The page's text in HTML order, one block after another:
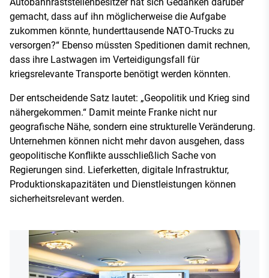
gemacht, dass auf ihn möglicherweise die Aufgabe
zukommen könnte, hunderttausende NATO-Trucks zu
versorgen?“ Ebenso müssten Speditionen damit rechnen,
dass ihre Lastwagen im Verteidigungsfall für
kriegsrelevante Transporte benötigt werden könnten.
Der entscheidende Satz lautet: „Geopolitik und Krieg sind
nähergekommen.“ Damit meinte Franke nicht nur
geografische Nähe, sondern eine strukturelle Veränderung.
Unternehmen können nicht mehr davon ausgehen, dass
geopolitische Konflikte ausschließlich Sache von
Regierungen sind. Lieferketten, digitale Infrastruktur,
Produktionskapazitäten und Dienstleistungen können
sicherheitsrelevant werden.